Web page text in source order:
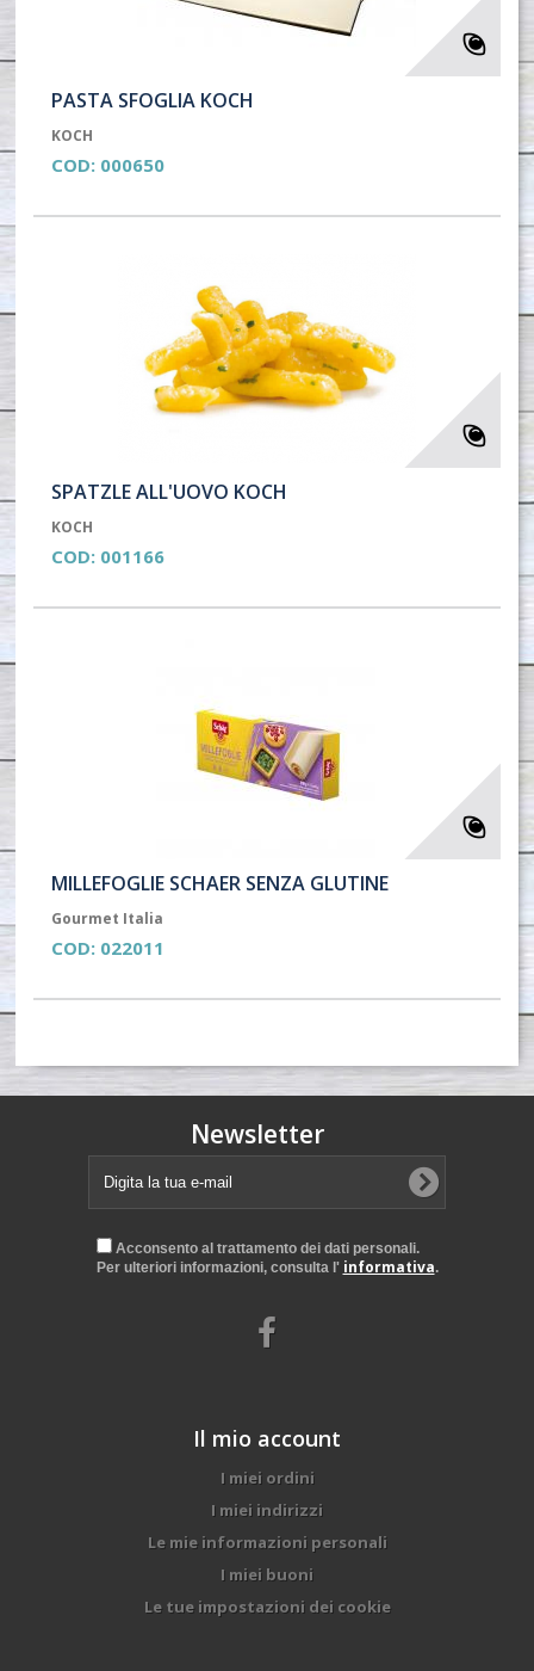
PASTA SFOGLIA KOCH
KOCH
COD: 000650
SPATZLE ALL'UOVO KOCH
KOCH
COD: 001166
MILLEFOGLIE SCHAER SENZA GLUTINE
Gourmet Italia
COD: 022011
Newsletter
Acconsento al trattamento dei dati personali.
Per ulteriori informazioni, consulta l' informativa.
Il mio account
I miei ordini
I miei indirizzi
Le mie informazioni personali
I miei buoni
Le tue impostazioni dei cookie